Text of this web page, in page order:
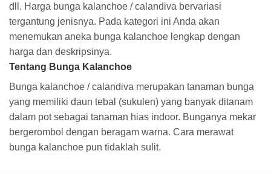
dll. Harga bunga kalanchoe / calandiva bervariasi
tergantung jenisnya. Pada kategori ini Anda akan
menemukan aneka bunga kalanchoe lengkap dengan
harga dan deskripsinya.
Tentang Bunga Kalanchoe
Bunga kalanchoe / calandiva merupakan tanaman bunga
yang memiliki daun tebal (sukulen) yang banyak ditanam
dalam pot sebagai tanaman hias indoor. Bunganya mekar
bergerombol dengan beragam warna. Cara merawat
bunga kalanchoe pun tidaklah sulit.